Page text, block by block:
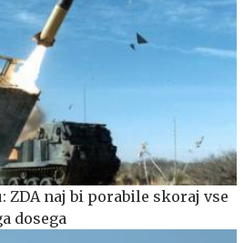
ZDA naj bi porabile skoraj vse
dosega